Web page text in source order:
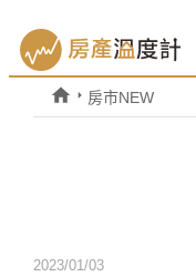
房市NEW
2023/01/03